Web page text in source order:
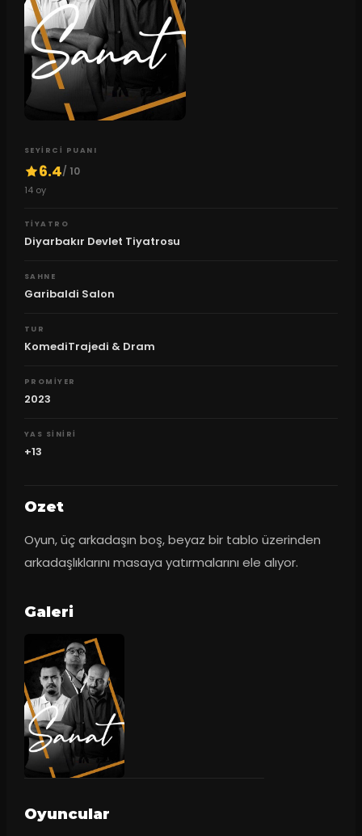
SEYIRCI PUANI
6.4/ 10
14oy
TIYATRO
Diyarbakır Devlet Tiyatrosu
SAHNE
Garibaldi Salon
TUR
KomediTrajedi & Dram
PROMIYER
2023
YAS SINIRI
+13
Ozet
Oyun, üç arkadaşın boş, beyaz bir tablo üzerinden
arkadaşlıklarını masaya yatırmalarını ele alıyor.
Galeri
Oyuncular